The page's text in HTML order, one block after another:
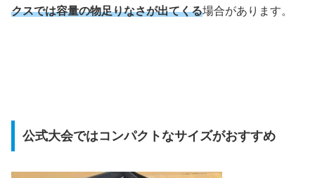
クスでは容量の物足りなさが出てくる場合があります。
公式大会ではコンパクトなサイズがおすすめ